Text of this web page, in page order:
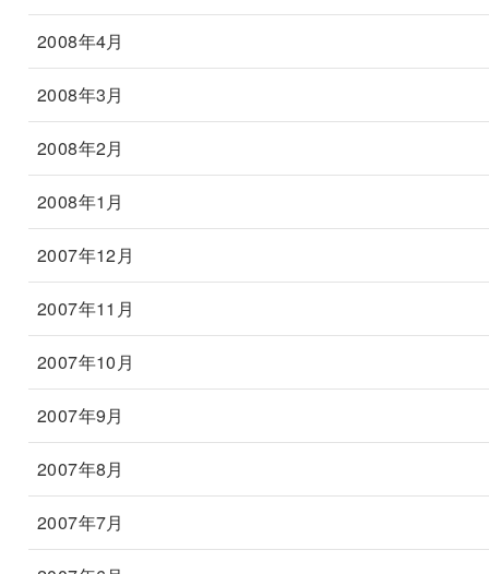
2008年4月
2008年3月
2008年2月
2008年1月
2007年12月
2007年11月
2007年10月
2007年9月
2007年8月
2007年7月